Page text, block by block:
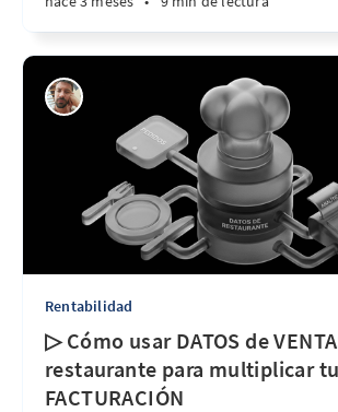
Rentabilidad
▷ Cómo usar DATOS de
restaurante para multiplicar tu
FACTURACIÓN